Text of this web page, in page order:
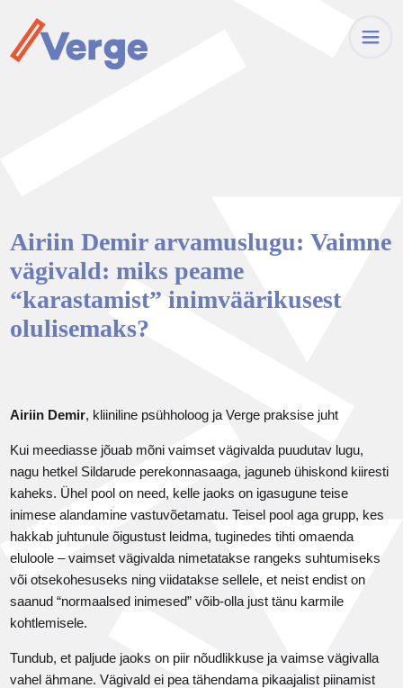
Airiin Demir arvamuslugu: Vaimne
vägivald: miks peame
“karastamist” inimväärikusest
olulisemaks?
Airiin Demir, kliiniline psühholoog ja Verge praksise juht
Kui meediasse jõuab mõni vaimset vägivalda puudutav lugu,
nagu hetkel Sildarude perekonnasaaga, jaguneb ühiskond kiiresti
kaheks. Ühel pool on need, kelle jaoks on igasugune teise
inimese alandamine vastuvõetamatu. Teisel pool aga grupp, kes
hakkab juhtunule õigustust leidma, tuginedes tihti omaenda
eluloole – vaimset vägivalda nimetatakse rangeks suhtumiseks
või otsekohesuseks ning viidatakse sellele, et neist endist on
saanud “normaalsed inimesed” võib-olla just tänu karmile
kohtlemisele.
Tundub, et paljude jaoks on piir nõudlikkuse ja vaimse vägivalla
vahel ähmane. Vägivald ei pea tähendama pikaajalist piinamist